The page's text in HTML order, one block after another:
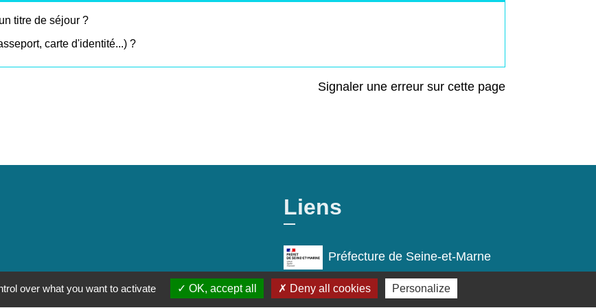
titre de séjour ?
carte d'identité...) ?
Signaler une erreur sur cette page
Liens
Préfecture de Seine-et-Marne
Région Ile de France
over what you want to activate OK, accept all Deny all cookies Personalize